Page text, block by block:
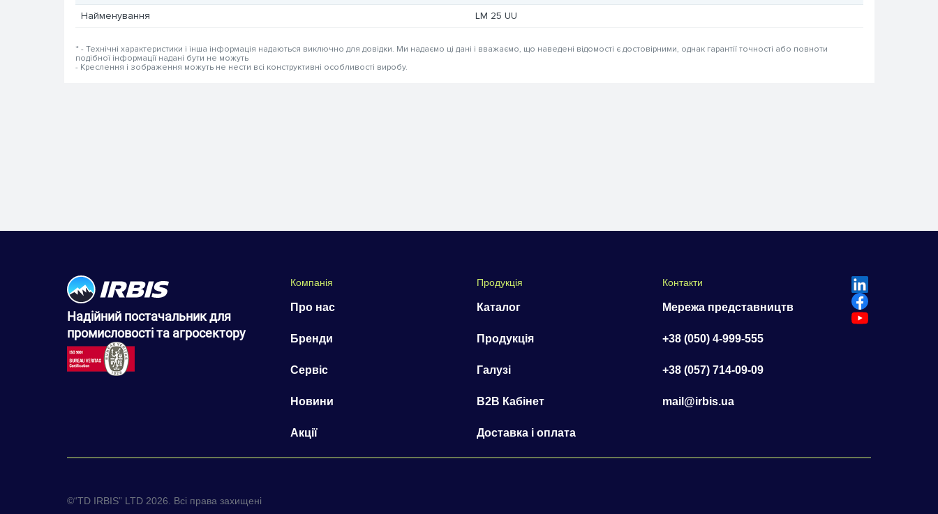
Найменування
LM 25 UU
* - Технічні характеристики і інша інформація надаються виключно для довідки. Ми надаємо ці дані і вважаємо, що наведені відомості є достовірними, однак гарантії точності або повноти
подібної інформації надані бути не можуть
- Креслення і зображення можуть не нести всі конструктивні особливості виробу.
Надійний постачальник для
промисловості та агросектору
Компанія
Про нас
Бренди
Сервіс
Новини
Акції
Продукція
Каталог
Продукція
Галузі
B2B Кабінет
Доставка і оплата
Контакти
Мережа представництв
+38 (050) 4-999-555
+38 (057) 714-09-09
mail@irbis.ua
©“TD IRBIS” LTD 2026. Всі права захищені